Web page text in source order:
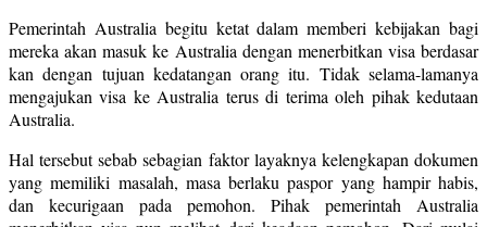
Pemerintah Australia begitu ketat dalam memberi kebijakan bagi
mereka akan masuk ke Australia dengan menerbitkan visa berdasar
kan dengan tujuan kedatangan orang itu. Tidak selama-lamanya
mengajukan visa ke Australia terus di terima oleh pihak kedutaan
Australia.
Hal tersebut sebab sebagian faktor layaknya kelengkapan dokumen
yang memiliki masalah, masa berlaku paspor yang hampir habis,
dan kecurigaan pada pemohon. Pihak pemerintah Australia